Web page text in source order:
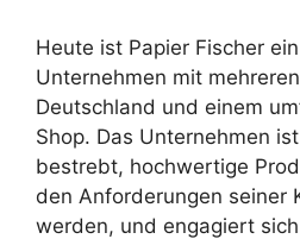
Heute ist Papier Fischer
Unternehmen mit
Deutschland und einem
Shop. Das Unternehmen
bestrebt, hochwertige
den Anforderungen seiner
werden, und engagiert